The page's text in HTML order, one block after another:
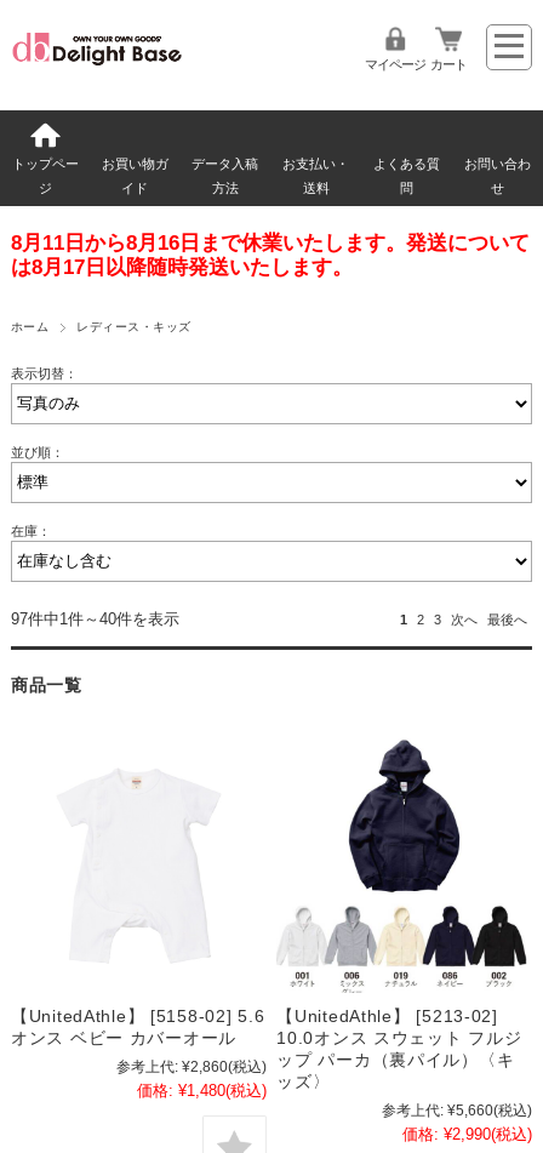
マイページ カート
トップペー
ジ
お買い物ガ
イド
データ入稿
方法
お支払い・
送料
よくある質
問
お問い合わ
せ
8月11日から8月16日まで休業いたします。発送について
は8月17日以降随時発送いたします。
ホーム レディース・キッズ
表示切替：
並び順：
在庫：
97件中1件～40件を表示 1 2 3 次へ 最後へ
商品一覧
【UnitedAthle】 [5158-02] 5.6
オンス ベビー カバーオール
参考上代: ¥2,860(税込)
価格: ¥1,480(税込)
【UnitedAthle】 [5213-02]
10.0オンス スウェット フルジ
ップ パーカ（裏パイル）〈キ
ッズ〉
参考上代: ¥5,660(税込)
価格: ¥2,990(税込)